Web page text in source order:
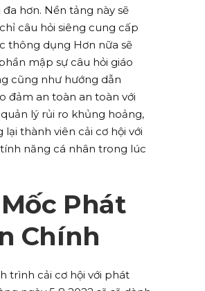
hơn. Nền tảng này sẽ
câu hỏi siêng cung cấp
thông dụng Hơn nữa sẽ
mập sự câu hỏi giáo
cũng như hướng dẫn
đảm an toàn an toàn với
lý rủi ro khủng hoảng,
lại thành viên cải cơ hội với
năng cá nhân trong lúc
Phát
Chính
trình cải cơ hội với phát